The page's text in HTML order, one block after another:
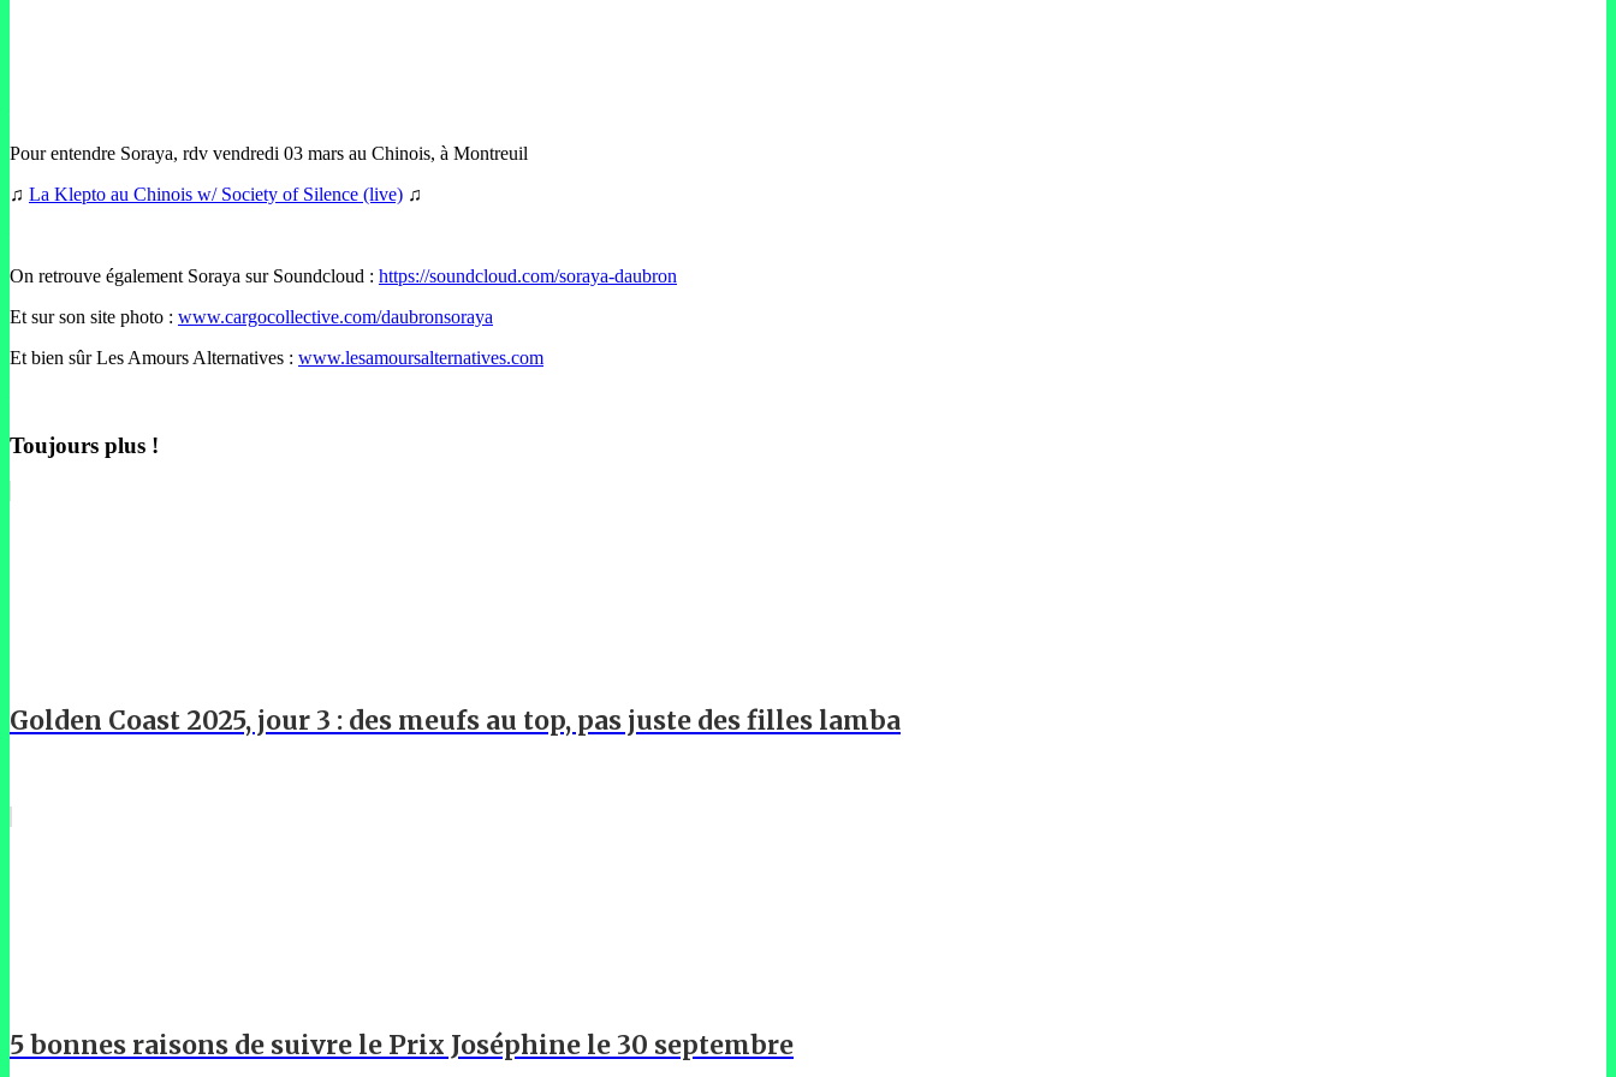
Pour entendre Soraya, rdv vendredi 03 mars au Chinois, à Montreuil
♫ La Klepto au Chinois w/ Society of Silence (live) ♫
On retrouve également Soraya sur Soundcloud : https://soundcloud.com/soraya-daubron
Et sur son site photo : www.cargocollective.com/daubronsoraya
Et bien sûr Les Amours Alternatives : www.lesamoursalternatives.com
Toujours plus !
Golden Coast 2025, jour 3 : des meufs au top, pas juste des filles lamba
5 bonnes raisons de suivre le Prix Joséphine le 30 septembre